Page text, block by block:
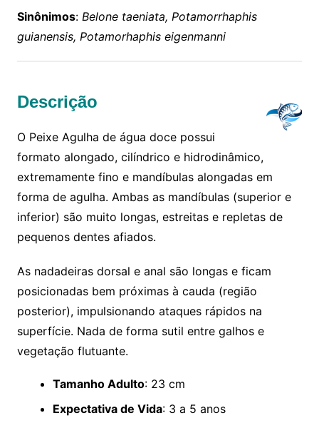
Sinônimos: Belone taeniata, Potamorrhaphis
guianensis, Potamorhaphis eigenmanni
Descrição
O Peixe Agulha de água doce possui
formato alongado, cilíndrico e hidrodinâmico,
extremamente fino e mandíbulas alongadas em
forma de agulha. Ambas as mandíbulas (superior e
inferior) são muito longas, estreitas e repletas de
pequenos dentes afiados.
As nadadeiras dorsal e anal são longas e ficam
posicionadas bem próximas à cauda (região
posterior), impulsionando ataques rápidos na
superfície. Nada de forma sutil entre galhos e
vegetação flutuante.
Tamanho Adulto: 23 cm
Expectativa de Vida: 3 a 5 anos